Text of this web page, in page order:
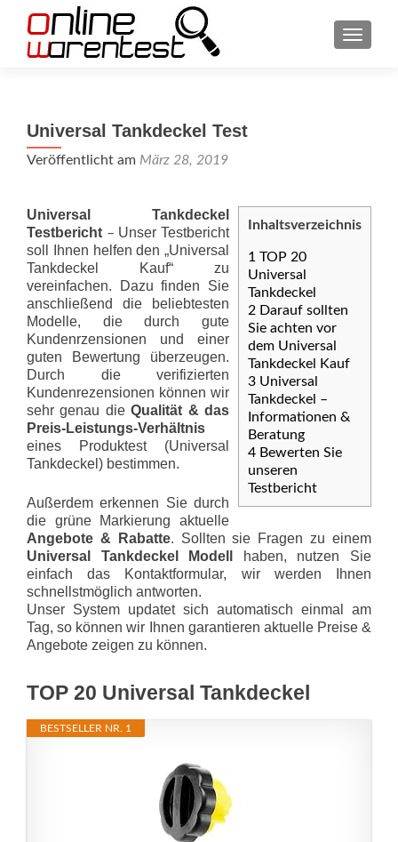
Universal Tankdeckel Test
Veröffentlicht am März 28, 2019
Inhaltsverzeichnis
1 TOP 20
Universal
Tankdeckel
2 Darauf sollten
Sie achten vor
dem Universal
Tankdeckel Kauf
3 Universal
Tankdeckel –
Informationen &
Beratung
4 Bewerten Sie
unseren
Testbericht
Universal Tankdeckel
Testbericht – Unser Testbericht
soll Ihnen helfen den „Universal
Tankdeckel Kauf“ zu
vereinfachen. Dazu finden Sie
anschließend die beliebtesten
Modelle, die durch gute
Kundenrzensionen und einer
guten Bewertung überzeugen.
Durch die verifizierten
Kundenrezensionen können wir
sehr genau dieQualität & das
Preis-Leis­tungs-Ver­hält­nis
eines Produktest (Universal
Tankdeckel) bestimmen.
Außerdem erkennen Sie durch
die grüne Markierung aktuelle
Angebote & Rabatte. Sollten sie Fragen zu einem
Universal Tankdeckel Modell
haben, nutzen Sie
einfach das Kontaktformular, wir werden Ihnen
schnellstmöglich antworten.
Unser System updatet sich automatisch einmal am
Tag, so können wir Ihnen garantieren aktuelle Preise &
Angebote zeigen zu können.
TOP 20 Universal Tankdeckel
BESTSELLER NR. 1